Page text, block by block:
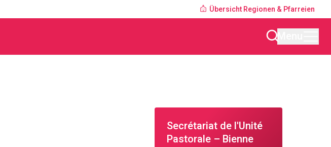
Übersicht Regionen & Pfarreien
Secrétariat de l'Unité
Pastorale – Bienne